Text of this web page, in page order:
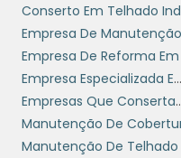
investimento feito
traga os melhores
adeque às
ETAPAS
REFORMA
Empresa Especializada Em Telhados
Empresas Que